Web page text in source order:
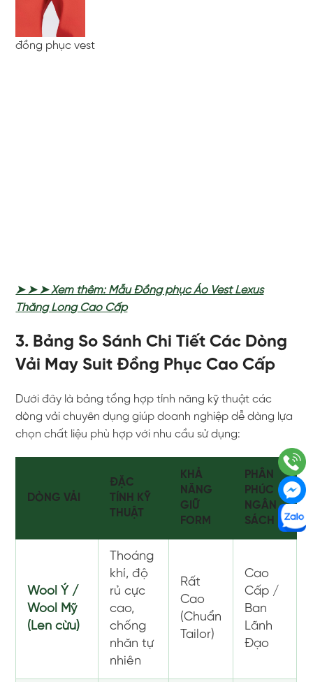
đồng phục vest
➤ ➤ ➤ Xem thêm: Mẫu Đồng phục Áo Vest Lexus
Thăng Long Cao Cấp
3. Bảng So Sánh Chi Tiết Các Dòng
Vải May Suit Đồng Phục Cao Cấp
Dưới đây là bảng tổng hợp tính năng kỹ thuật các
dòng vải chuyên dụng giúp doanh nghiệp dễ dàng lựa
chọn chất liệu phù hợp với nhu cầu sử dụng:
DÒNG VẢI
ĐẶC
TÍNH KỸ
THUẬT
KHẢ
NĂNG
GIỮ
FORM
PHÂN
PHÚC
NGÂN
SÁCH
Wool Ý /
Wool Mỹ
(Len cừu)
Thoáng
khí, độ
rủ cực
cao,
chống
nhăn tự
nhiên
Rất
Cao
(Chuẩn
Tailor)
Cao
Cấp /
Ban
Lãnh
Đạo